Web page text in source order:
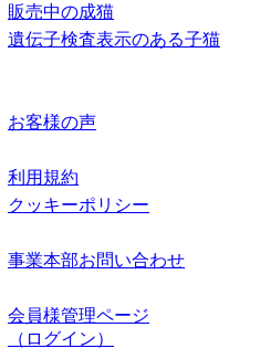
販売中の成猫
遺伝子検査表示のある子猫
お客様の声
利用規約
クッキーポリシー
事業本部お問い合わせ
会員様管理ページ
（ログイン）